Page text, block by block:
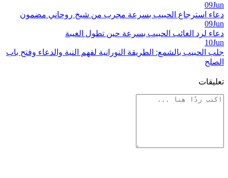
09Jun
دعاء استرجاع الحبيب بسرعة مجرب من شيخ روحاني مضمون
09Jun
دعاء لرد الغائب الحبيب بسرعة حين تطول الغيبة
10Jun
جلب الحبيب بالشمع: الطريقة النورانية لفهم النية والدعاء وفتح باب
الصلح
تعليقات